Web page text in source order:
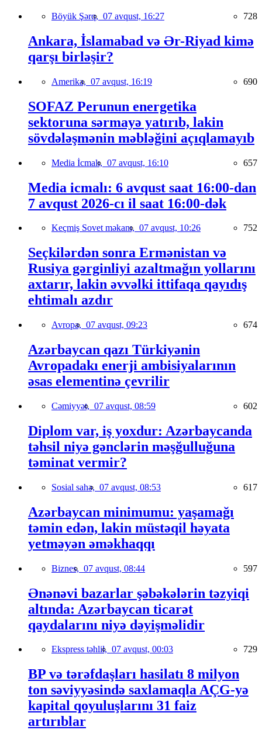
Böyük Şərq, 07 avqust, 16:27 728
Ankara, İslamabad və Ər-Riyad kimə
qarşı birləşir?
Amerika, 07 avqust, 16:19 690
SOFAZ Perunun energetika
sektoruna sərmayə yatırıb, lakin
sövdələşmənin məbləğini açıqlamayıb
Media İcmalı, 07 avqust, 16:10 657
Media icmalı: 6 avqust saat 16:00-dan
7 avqust 2026-cı il saat 16:00-dək
Keçmiş Sovet məkanı, 07 avqust, 10:26 752
Seçkilərdən sonra Ermənistan və
Rusiya gərginliyi azaltmağın yollarını
axtarır, lakin əvvəlki ittifaqa qayıdış
ehtimalı azdır
Avropa, 07 avqust, 09:23 674
Azərbaycan qazı Türkiyənin
Avropadakı enerji ambisiyalarının
əsas elementinə çevrilir
Cəmiyyət, 07 avqust, 08:59 602
Diplom var, iş yoxdur: Azərbaycanda
təhsil niyə gənclərin məşğulluğuna
təminat vermir?
Sosial sahə, 07 avqust, 08:53 617
Azərbaycan minimumu: yaşamağı
təmin edən, lakin müstəqil həyata
yetməyən əməkhaqqı
Biznes, 07 avqust, 08:44 597
Ənənəvi bazarlar şəbəkələrin təzyiqi
altında: Azərbaycan ticarət
qaydalarını niyə dəyişməlidir
Ekspress təhlil, 07 avqust, 00:03 729
BP və tərəfdaşları hasilatı 8 milyon
ton səviyyəsində saxlamaqla AÇG-yə
kapital qoyuluşlarını 31 faiz
artırıblar